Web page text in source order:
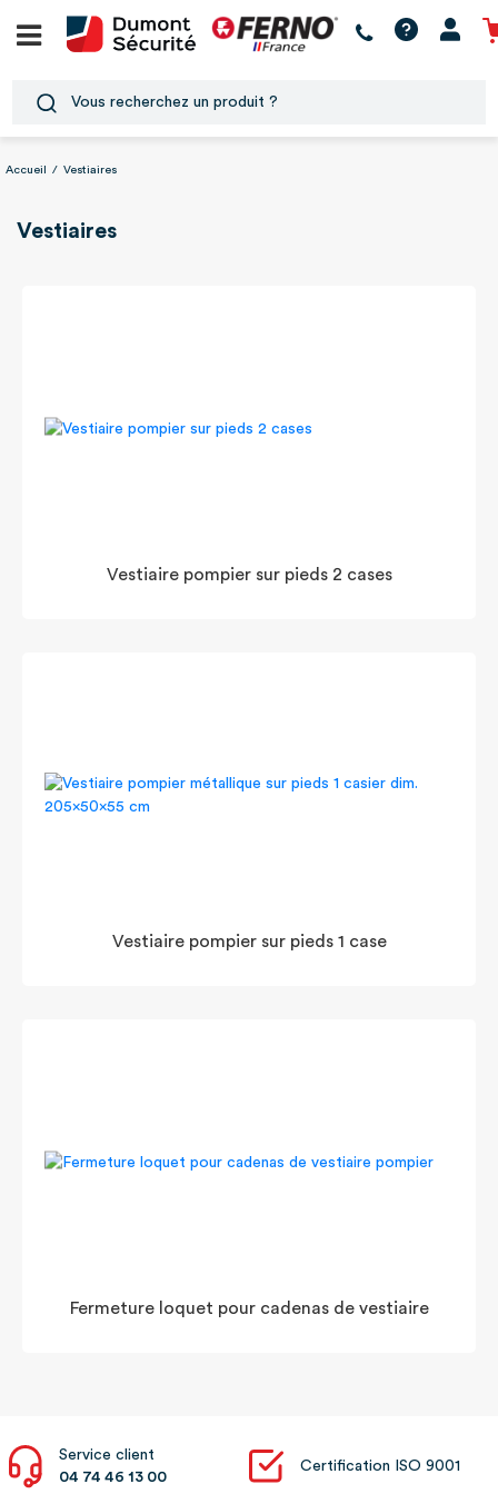
Accueil / Vestiaires
Vestiaires
Vestiaire pompier sur pieds 2 cases
Vestiaire pompier sur pieds 1 case
Fermeture loquet pour cadenas de vestiaire
Service client
04 74 46 13 00
Certification ISO 9001